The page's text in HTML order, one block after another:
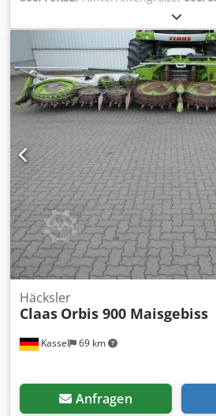
300 mit Claas Orbis 7,50m Mercedes
36 / Messertrommel Korncracker
Reifendruckregelanlage
Siliermittelanlage / Dkjdpfx Ajtpgm
Kassel 69 km
Häcksler
Claas Orbis 900 Maisgebiss
Anfragen